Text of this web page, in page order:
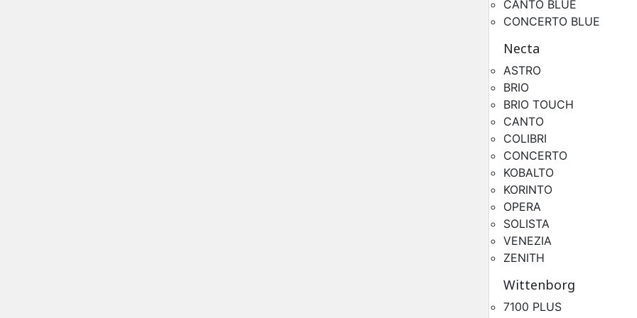
Circuit Hydraulique
Pièces Détachées
Circuit Hydraulique
Pièces Détachées
Automatique
CANTO BLUE
CONCERTO BLUE
Necta
ASTRO
BRIO
BRIO TOUCH
CANTO
COLIBRI
CONCERTO
KOBALTO
KORINTO
OPERA
SOLISTA
VENEZIA
ZENITH
Wittenborg
7100 PLUS